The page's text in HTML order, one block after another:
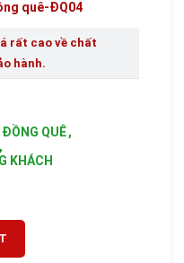
quê-ĐQ04
rất cao về chất
hành.
QUÊ,
,
KHÁCH